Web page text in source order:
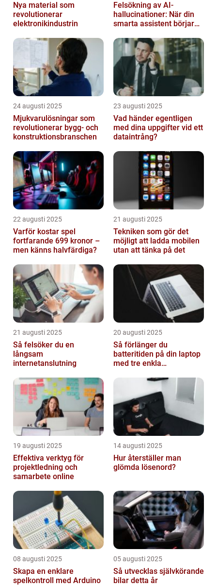
Nya material som
revolutionerar
elektronikindustrin
Felsökning av AI-
hallucinationer: När din
smarta assistent börjar
24 augusti 2025
Mjukvarulösningar som
revolutionerar bygg- och
konstruktionsbranschen
23 augusti 2025
Vad händer egentligen
med dina uppgifter vid ett
dataintrång?
22 augusti 2025
Varför kostar spel
fortfarande 699 kronor –
men känns halvfärdiga?
21 augusti 2025
Tekniken som gör det
möjligt att ladda mobilen
utan att tänka på det
21 augusti 2025
Så felsöker du en
långsam
internetanslutning
20 augusti 2025
Så förlänger du
batteritiden på din laptop
med tre enkla
19 augusti 2025
Effektiva verktyg för
projektledning och
samarbete online
14 augusti 2025
Hur återställer man
glömda lösenord?
08 augusti 2025
Skapa en enklare
spelkontroll med Arduino
05 augusti 2025
Så utvecklas självkörande
bilar detta år